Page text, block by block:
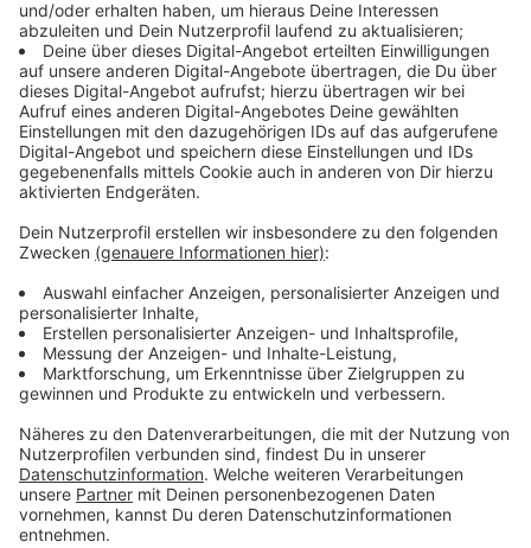
gehen kann. Wie er sagt, war die Idee für das zweite
Album einfach, aber wirkungsvoll: "Lasst uns genau das
Gleiche machen." Das heißt: keine Glocken, Pfeifen,
Cowbells oder hochkarätige Features; keine teuren
Aufenthalte in weit entfernten Studios; keine zu
ausgefeilten Keyboards oder eingeschmolzenen
Gitarren.Wie schon auf dem ersten Album sollte
Ehrlichkeit - textlich und musikalisch - das oberste
Gebot der Stunde sein. "Ich will keinen neuen Sound
für mich kreieren oder mich neu erfinden. Die Songs,
die ich schreiben möchte, sind emotionale Songs, über
Liebe oder Verlust." Capaldi weiter: "Bei den meisten
neuen Songs geht es wieder um Beziehungen, denn ich
bin es nicht leid, diese Art von Musik zu machen. Ich
will mich nicht verändern und ich liebe die Musik, die
ich mache. Lass uns einfach wieder diese Ader
treffen."
Ob er es geschafft hat? Ihr könnt euch selbst ein Bild